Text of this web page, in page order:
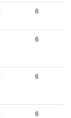
6
6
6
6